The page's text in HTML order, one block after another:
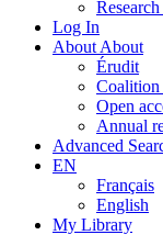
Log In
About About
Érudit
Coalition
Open
Annual
Advanced
EN
Français
English
My Library